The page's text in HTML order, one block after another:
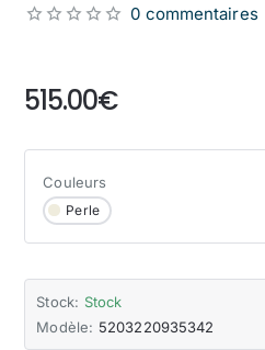
Stock: Stock
Modèle: 5203220935342
0 commentaires
515.00€
Couleurs
Perle